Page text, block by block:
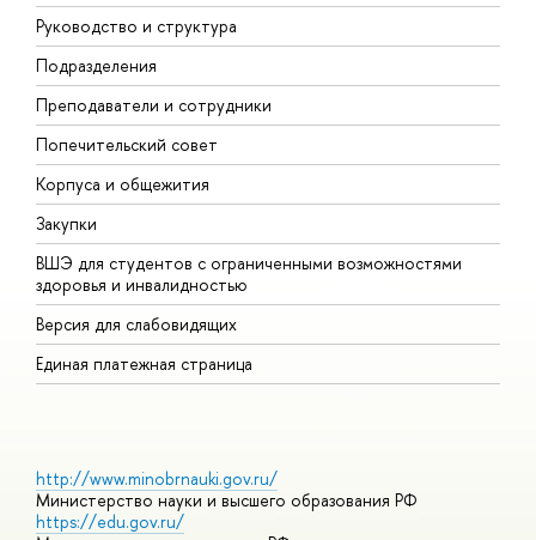
Руководство и структура
Подразделения
Преподаватели и сотрудники
Попечительский совет
Корпуса и общежития
Закупки
ВШЭ для студентов с ограниченными возможностями
здоровья и инвалидностью
Версия для слабовидящих
Единая платежная страница
http://www.minobrnauki.gov.ru/
Министерство науки и высшего образования РФ
https://edu.gov.ru/